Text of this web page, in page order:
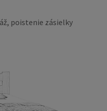
poistenie zásielky